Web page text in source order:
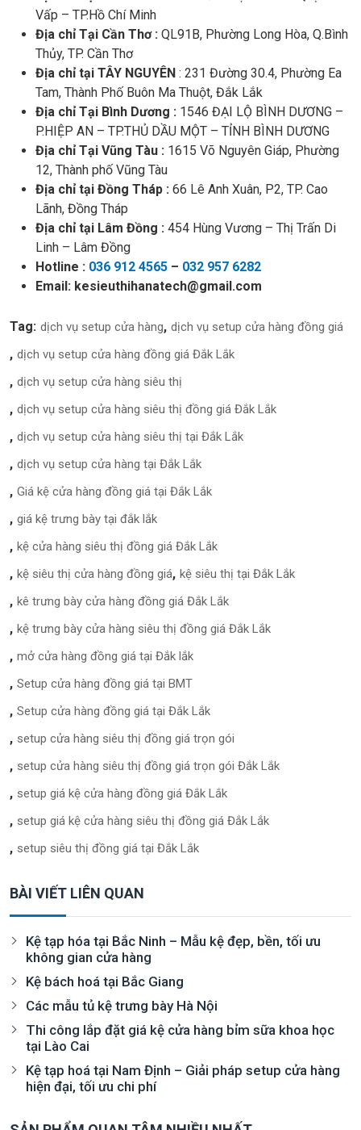
Vấp – TP.Hồ Chí Minh
Địa chỉ Tại Cần Thơ : QL91B, Phường Long Hòa, Q.Bình
Thủy, TP. Cần Thơ
Địa chỉ tại TÂY NGUYÊN : 231 Đường 30.4, Phường Ea
Tam, Thành Phố Buôn Ma Thuột, Đắk Lắk
Địa chỉ Tại Bình Dương : 1546 ĐẠI LỘ BÌNH DƯƠNG –
P.HIỆP AN – TP.THỦ DẦU MỘT – TỈNH BÌNH DƯƠNG
Địa chỉ Tại Vũng Tàu : 1615 Võ Nguyên Giáp, Phường
12, Thành phố Vũng Tàu
Địa chỉ tại Đồng Tháp : 66 Lê Anh Xuân, P2, TP. Cao
Lãnh, Đồng Tháp
Địa chỉ tại Lâm Đồng : 454 Hùng Vương – Thị Trấn Di
Linh – Lâm Đồng
Hotline : 036 912 4565 – 032 957 6282
Email: kesieuthihanatech@gmail.com
Tag: dịch vụ setup cửa hàng dịch vụ setup cửa hàng đồng giá
dịch vụ setup cửa hàng đồng giá Đắk Lắk
dịch vụ setup cửa hàng siêu thị
dịch vụ setup cửa hàng siêu thị đồng giá Đắk Lắk
dịch vụ setup cửa hàng siêu thị tại Đắk Lắk
dịch vụ setup cửa hàng tại Đắk Lắk
Giá kệ cửa hàng đồng giá tại Đắk Lắk
giá kệ trưng bày tại đắk lắk
kệ cửa hàng siêu thị đồng giá Đắk Lắk
kệ siêu thị cửa hàng đồng giá kệ siêu thị tại Đắk Lắk
kê trưng bày cửa hàng đồng giá Đắk Lắk
kệ trưng bày cửa hàng siêu thị đồng giá Đắk Lắk
mở cửa hàng đồng giá tại Đắk lắk
Setup cửa hàng đồng giá tại BMT
Setup cửa hàng đồng giá tại Đắk Lắk
setup cửa hàng siêu thị đồng giá trọn gói
setup cửa hàng siêu thị đồng giá trọn gói Đắk Lắk
setup giá kệ cửa hàng đồng giá Đắk Lắk
setup giá kệ cửa hàng siêu thị đồng giá Đắk Lắk
setup siêu thị đồng giá tại Đắk Lắk
BÀI VIẾT LIÊN QUAN
Kệ tạp hóa tại Bắc Ninh – Mẫu kệ đẹp, bền, tối ưu
không gian cửa hàng
Kệ bách hoá tại Bắc Giang
Các mẫu tủ kệ trưng bày Hà Nội
Thi công lắp đặt giá kệ cửa hàng bỉm sữa khoa học
tại Lào Cai
Kệ tạp hoá tại Nam Định – Giải pháp setup cửa hàng
hiện đại, tối ưu chi phí